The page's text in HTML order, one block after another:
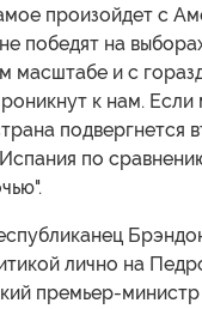
произойдет с
победят на
масштабе и с
к нам.
подвергнется
по
лично на
премьер-